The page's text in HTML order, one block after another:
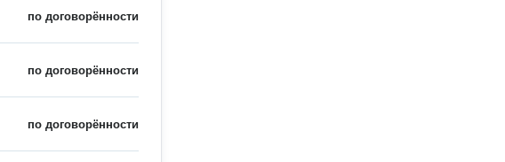
по договорённости
по договорённости
по договорённости